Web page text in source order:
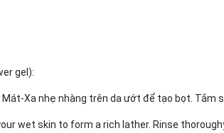
gel):
Xa nhẹ nhàng trên da ướt để tạo bọt. Tắm
wet skin to form a rich lather. Rinse